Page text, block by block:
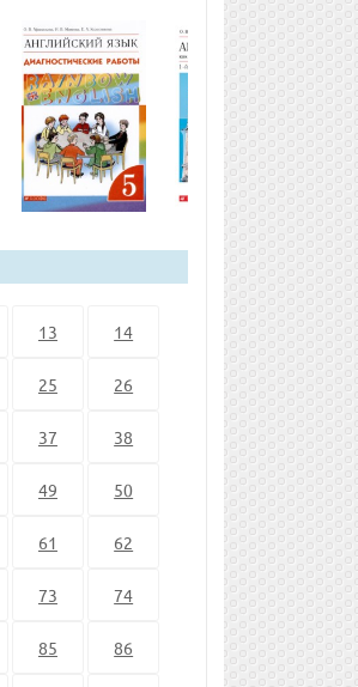
13 14
25 26
37 38
49 50
61 62
73 74
85 86